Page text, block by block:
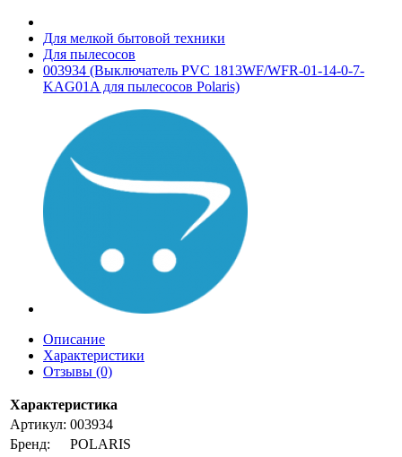
Для мелкой бытовой техники
Для пылесосов
003934 (Выключатель PVC 1813WF/WFR-01-14-0-7-
KAG01A для пылесосов Polaris)
Описание
Характеристики
Отзывы (0)
Характеристика
Артикул: 003934
Бренд:
POLARIS